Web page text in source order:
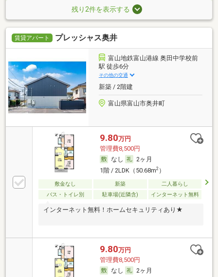
残り2件を表示する
賃貸アパート プレッシャス奥井
富山地鉄富山港線 奥田中学校前
駅 徒歩6分
その他の交通
新築 / 2階建
富山県富山市奥井町
9.80万円
管理費8,500円
なし
2ヶ月
1階 / 2LDK（50.68m2）
敷金なし 新築
二人暮らし
バス・トイレ別
駐車場(近隣含) インターネット無料
インターネット無料！ホームセキュリティあり★
9.80万円
管理費8,500円
なし
2ヶ月